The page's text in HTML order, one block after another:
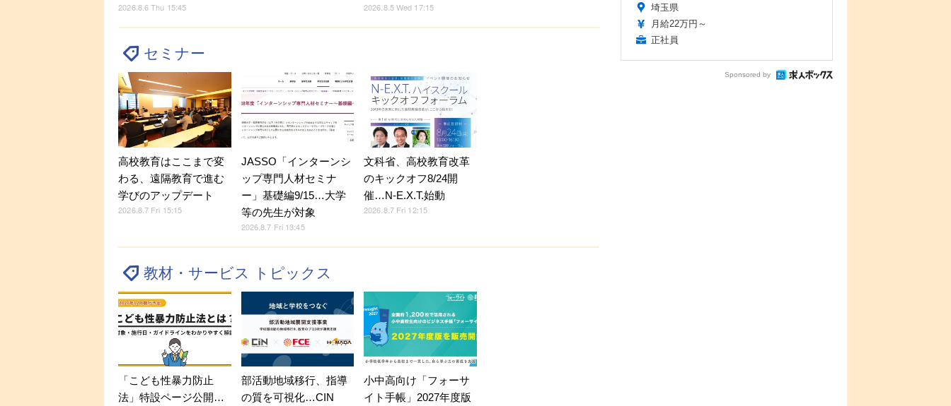
2026.8.6 Thu 15:45 2026.8.5 Wed 17:15
セミナー
高校教育はここまで変
わる、遠隔教育で進む
学びのアップデート
2026.8.7 Fri 15:15
JASSO「インターンシ
ップ専門人材セミナ
ー」基礎編9/15…大学
等の先生が対象
2026.8.7 Fri 13:45
文科省、高校教育改革
のキックオフ8/24開
催…N-E.X.T.始動
2026.8.7 Fri 12:15
教材・サービス トピックス
「こども性暴力防止
法」特設ページ公開…
部活動地域移行、指導
の質を可視化…CIN
小中高向け「フォーサ
イト手帳」2027年度版
埼玉県
月給22万円～
正社員
Sponsored by